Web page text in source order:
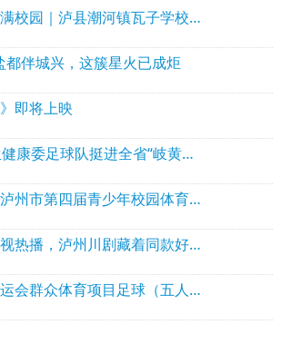
翰墨润童心，艺韵满校园｜泸县潮河镇瓦子学校举行文艺汇演暨现场书画大赛
都伴城兴，这簇星火已成炬
即将上映
4：0！泸州市卫生健康委足球队挺进全省“岐黄杯”四强
泸县建校学子荣获泸州市第四届青少年校园体育联赛乒乓球比赛高中组团体总分第三名
电视剧《主角》央视热播，泸州川剧藏着同款好戏
泸州代表队斩获省运会群众体育项目足球（五人制）乙组亚军